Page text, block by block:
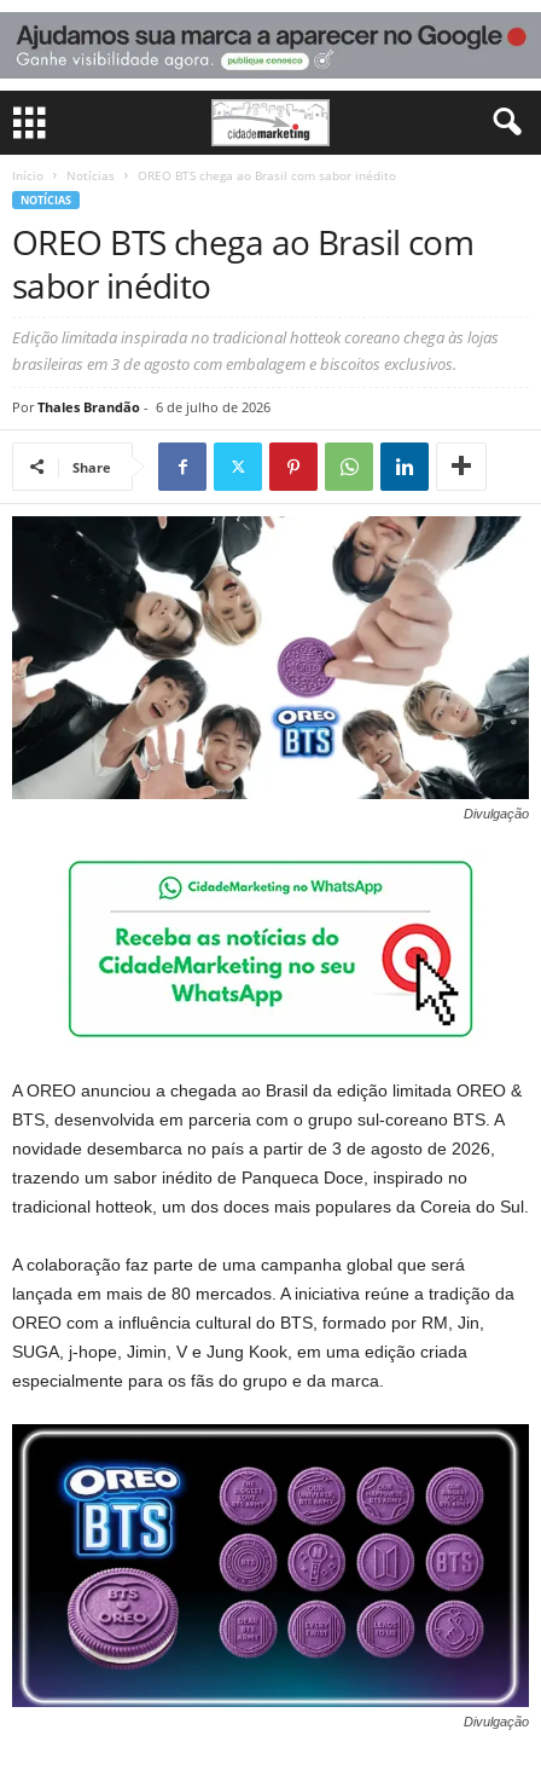
Início Notícias OREO BTS chega ao Brasil com sabor inédito
NOTÍCIAS
OREO BTS chega ao Brasil com
sabor inédito
Edição limitada inspirada no tradicional hotteok coreano chega às lojas
brasileiras em 3 de agosto com embalagem e biscoitos exclusivos.
Por Thales Brandão - 6 de julho de 2026
Share
Divulgação
A OREO anunciou a chegada ao Brasil da edição limitada OREO &
BTS, desenvolvida em parceria com o grupo sul-coreano BTS. A
novidade desembarca no país a partir de 3 de agosto de 2026,
trazendo um sabor inédito de Panqueca Doce, inspirado no
tradicional hotteok, um dos doces mais populares da Coreia do Sul.
A colaboração faz parte de uma campanha global que será
lançada em mais de 80 mercados. A iniciativa reúne a tradição da
OREO com a influência cultural do BTS, formado por RM, Jin,
SUGA, j-hope, Jimin, V e Jung Kook, em uma edição criada
especialmente para os fãs do grupo e da marca.
Divulgação